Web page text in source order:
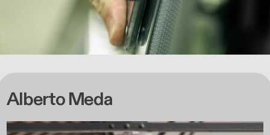
Alberto Meda